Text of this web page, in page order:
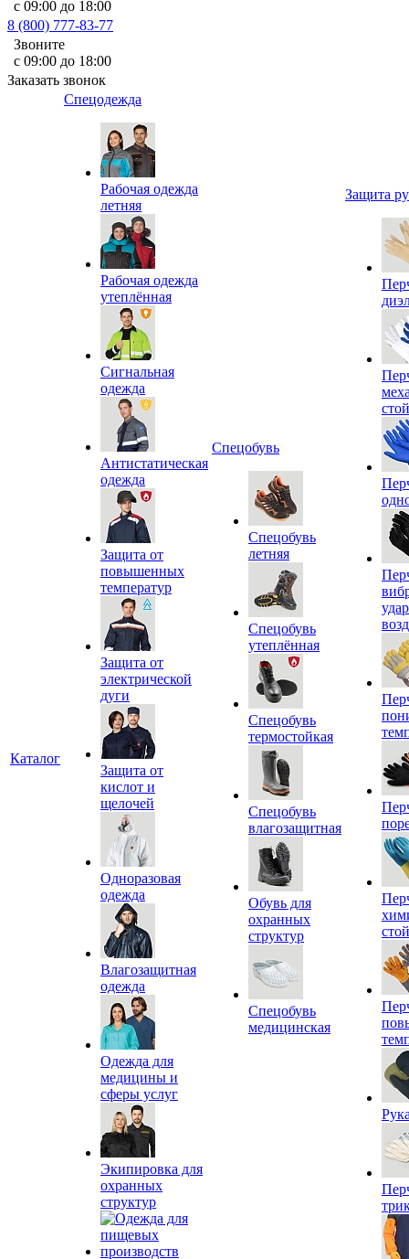
с 09:00 до 18:00
8 (800) 777-83-77
Звоните
с 09:00 до 18:00
Заказать звонок
Каталог
Спецодежда
Рабочая одежда
летняя
Рабочая одежда
утеплённая
Сигнальная
одежда
Антистатическая
одежда
Защита от
повышенных
температур
Защита от
электрической
дуги
Защита от
кислот и
щелочей
Одноразовая
одежда
Влагозащитная
одежда
Одежда для
медицины и
сферы услуг
Экипировка для
охранных
структур
Спецобувь
Спецобувь
летняя
Спецобувь
утеплённая
Спецобувь
термостойкая
Спецобувь
влагозащитная
Обувь для
охранных
структур
Спецобувь
медицинская
Защита